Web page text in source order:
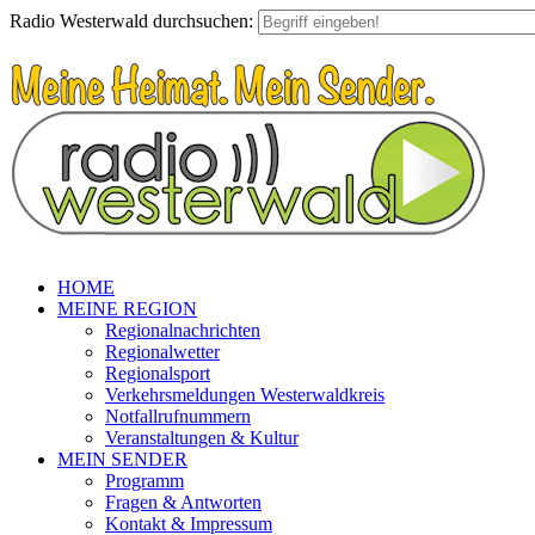
Radio Westerwald durchsuchen:
HOME
MEINE REGION
Regionalnachrichten
Regionalwetter
Regionalsport
Verkehrsmeldungen Westerwaldkreis
Notfallrufnummern
Veranstaltungen & Kultur
MEIN SENDER
Programm
Fragen & Antworten
Kontakt & Impressum